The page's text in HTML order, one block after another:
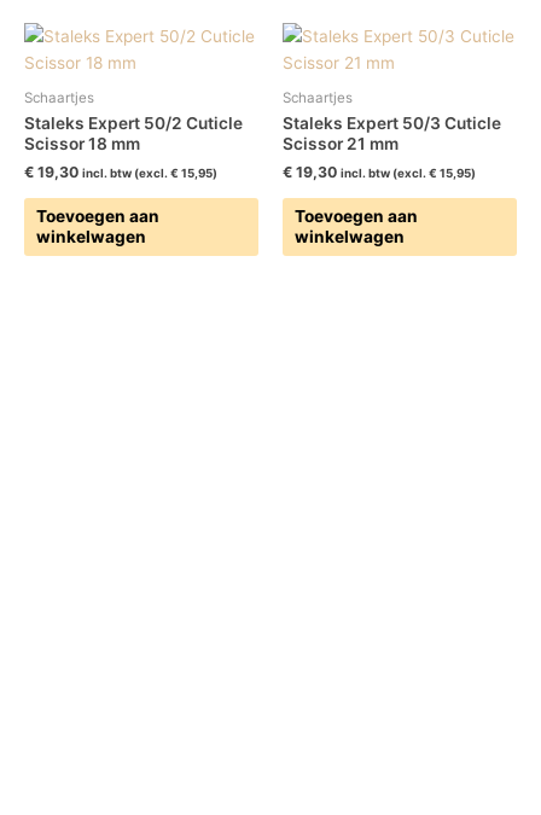
Schaartjes
Staleks Expert 50/2 Cuticle
Scissor 18 mm
€ 19,30 incl. btw (excl. € 15,95)
Toevoegen aan
winkelwagen
Schaartjes
Staleks Expert 50/3 Cuticle
Scissor 21 mm
€ 19,30 incl. btw (excl. € 15,95)
Toevoegen aan
winkelwagen